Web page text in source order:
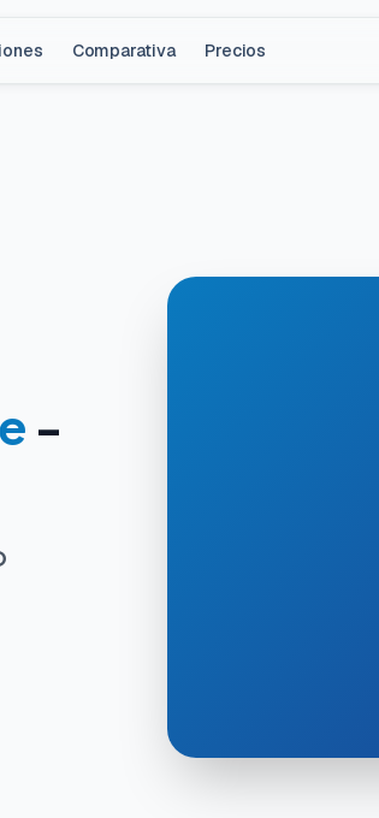
Comparativa Precios
-